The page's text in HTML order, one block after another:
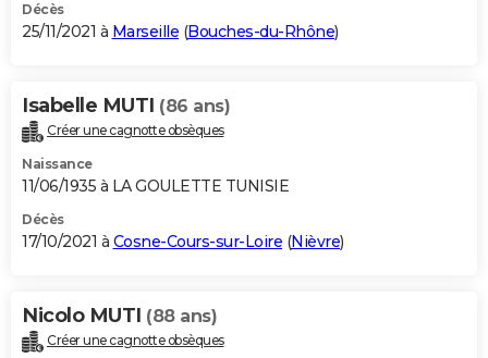
Décès
25/11/2021 à Marseille (Bouches-du-Rhône)
Isabelle MUTI (86 ans)
Créer une cagnotte obsèques
Naissance
11/06/1935 à LA GOULETTE TUNISIE
Décès
17/10/2021 à Cosne-Cours-sur-Loire (Nièvre)
Nicolo MUTI (88 ans)
Créer une cagnotte obsèques